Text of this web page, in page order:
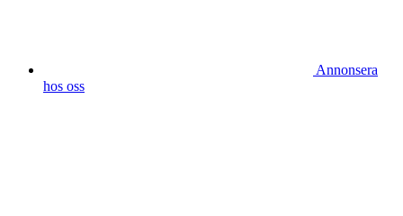
Annonsera
hos oss